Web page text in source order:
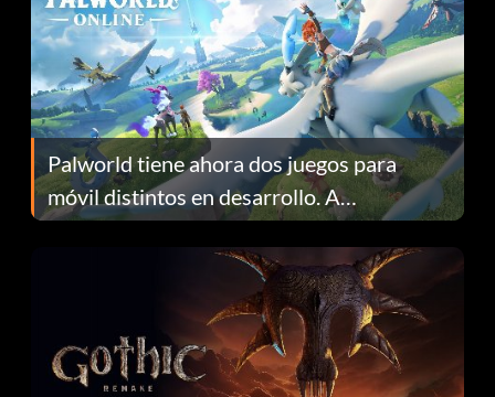
Palworld tiene ahora dos juegos para
móvil distintos en desarrollo. A
continuación te explicamos por qué.